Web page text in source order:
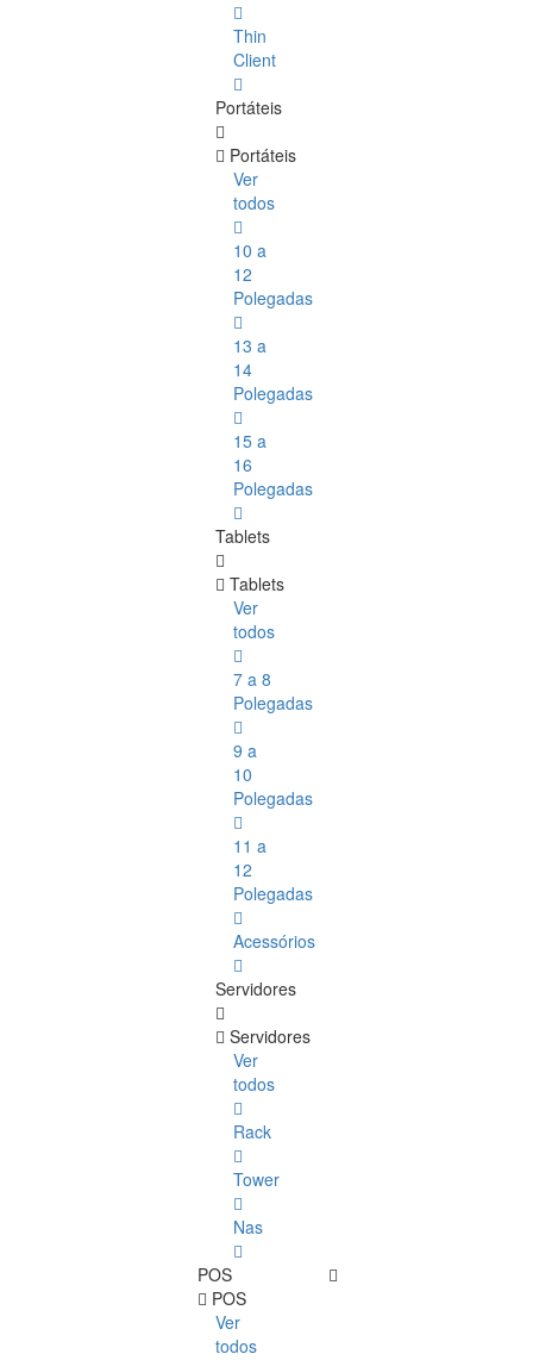
Thin
Client
Portáteis
Portáteis
Ver
todos
10 a
12
Polegadas
13 a
14
Polegadas
15 a
16
Polegadas
Tablets
Tablets
Ver
todos
7 a 8
Polegadas
9 a
10
Polegadas
11 a
12
Polegadas
Acessórios
Servidores
Servidores
Ver
todos
Rack
Tower
Nas
POS
POS
Ver
todos